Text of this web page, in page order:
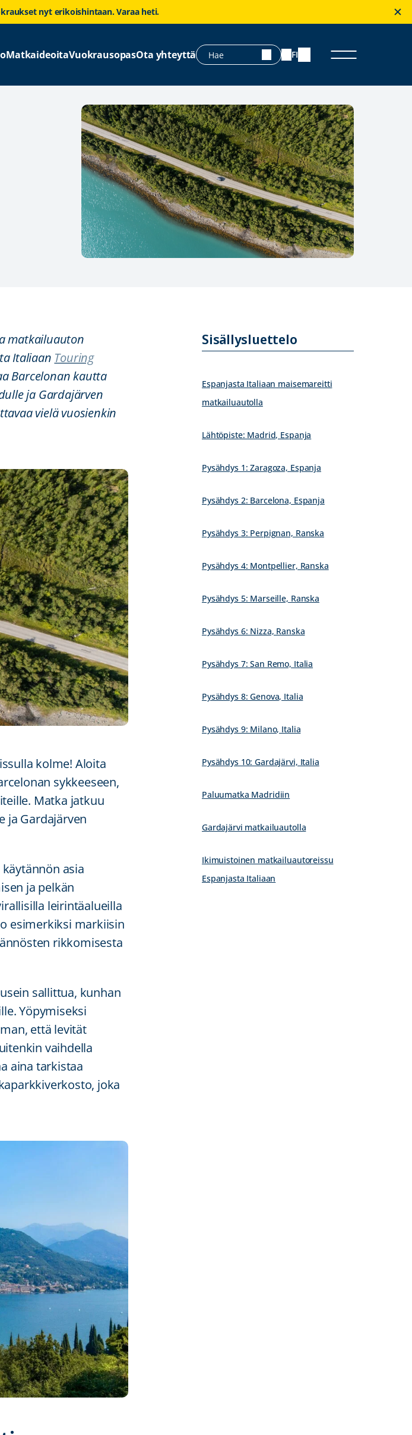
nyt erikoishintaan. Varaa heti.
MatkaideoitaVuokrausopasOta yhteyttä FI
matkailuauton
Italiaan Touring
Barcelonan kautta
ja Gardajärven
vielä vuosienkin
kolme! Aloita
sykkeeseen,
Matka jatkuu
ja Gardajärven
asia
ja pelkän
leirintäalueilla
esimerkiksi markiisin
rikkomisesta
sallittua, kunhan
Yöpymiseksi
että levität
vaihdella
aina tarkistaa
joka
Sisällysluettelo
Espanjasta Italiaan maisemareitti
matkailuautolla
Lähtöpiste: Madrid, Espanja
Pysähdys 1: Zaragoza, Espanja
Pysähdys 2: Barcelona, Espanja
Pysähdys 3: Perpignan, Ranska
Pysähdys 4: Montpellier, Ranska
Pysähdys 5: Marseille, Ranska
Pysähdys 6: Nizza, Ranska
Pysähdys 7: San Remo, Italia
Pysähdys 8: Genova, Italia
Pysähdys 9: Milano, Italia
Pysähdys 10: Gardajärvi, Italia
Paluumatka Madridiin
Gardajärvi matkailuautolla
Ikimuistoinen matkailuautoreissu
Espanjasta Italiaan